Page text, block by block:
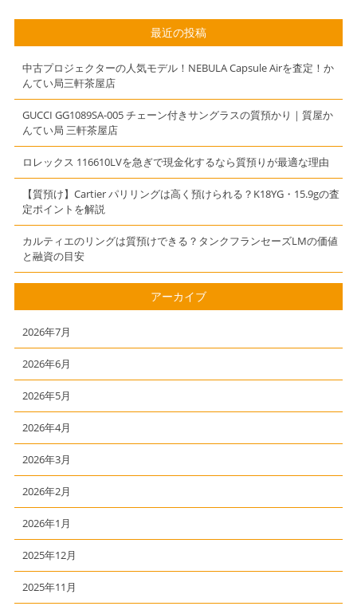
局 三軒茶屋店
局 三軒茶屋店
最近の投稿
中古プロジェクターの人気モデル！NEBULA Capsule Airを査定！か
んてい局三軒茶屋店
GUCCI GG1089SA-005 チェーン付きサングラスの質預かり｜質屋か
んてい局 三軒茶屋店
ロレックス 116610LVを急ぎで現金化するなら質預りが最適な理由
【質預け】Cartier パリリングは高く預けられる？K18YG・15.9gの査
定ポイントを解説
カルティエのリングは質預けできる？タンクフランセーズLMの価値
と融資の目安
アーカイブ
2026年7月
2026年6月
2026年5月
2026年4月
2026年3月
2026年2月
2026年1月
2025年12月
2025年11月